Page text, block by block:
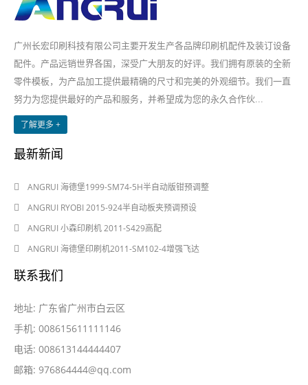
广州长宏印刷科技有限公司主要开发生产各品牌印刷机配件及装订设备
配件。产品远销世界各国，深受广大朋友的好评。我们拥有原装的全新
零件模板，为产品加工提供最精确的尺寸和完美的外观细节。我们一直
努力为您提供最好的产品和服务，并希望成为您的永久合作伙...
了解更多 +
最新新闻
ANGRUI 海德堡1999-SM74-5H半自动版钳预调整
ANGRUI RYOBI 2015-924半自动板夹预调预设
ANGRUI 小森印刷机 2011-S429高配
ANGRUI 海德堡印刷机2011-SM102-4增强飞达
联系我们
地址: 广东省广州市白云区
手机: 008615611111146
电话: 008613144444407
邮箱: 976864444@qq.com